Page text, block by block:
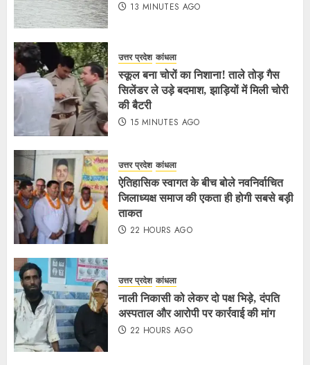
13 MINUTES AGO
उत्तर प्रदेश कांधला
स्कूल बना चोरों का निशाना! ताले तोड़ गैस
सिलेंडर ले उड़े बदमाश, झाड़ियों में मिली चोरी
की बैटरी
15 MINUTES AGO
उत्तर प्रदेश कांधला
ऐतिहासिक स्वागत के बीच बोले नवनिर्वाचित
जिलाध्यक्ष समाज की एकता ही होगी सबसे बड़ी
ताकत
22 HOURS AGO
उत्तर प्रदेश कांधला
नाली निकासी को लेकर दो पक्ष भिड़े, दंपति
अस्पताल और आरोपी पर कार्रवाई की मांग
22 HOURS AGO